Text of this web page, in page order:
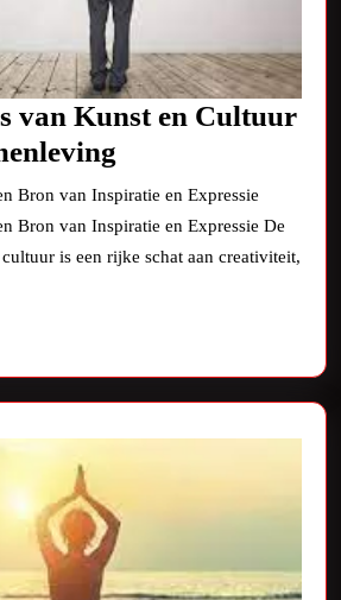
van Kunst en Cultuur
Betekenis
van
Kunst
Onze
Samenleving
Bron van Inspiratie en Expressie
Bron van Inspiratie en Expressie De
is een rijke schat aan creativiteit,